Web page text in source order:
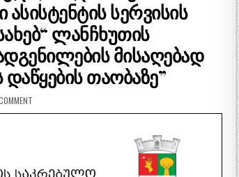
სერვისის
ლანჩხუთის
მისაღებად
თაობაზე”